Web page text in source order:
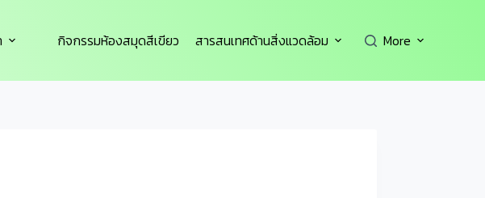
กิจกรรมห้องสมุดสีเขียว สารสนเทศด้านสิ่งแวดล้อม More